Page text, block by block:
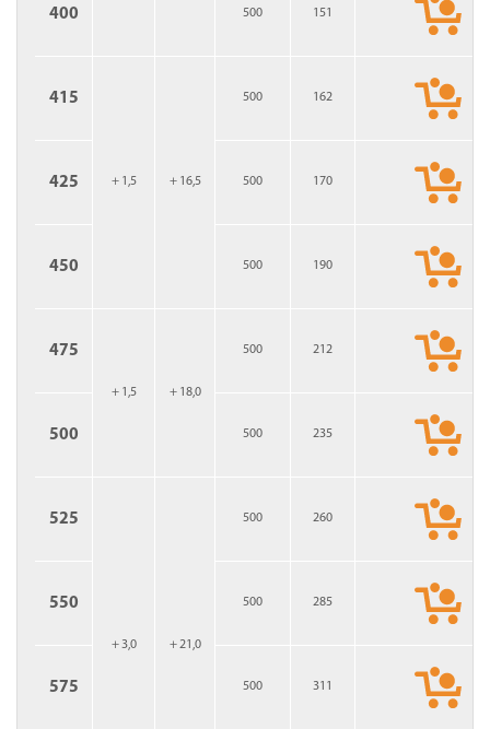
400 500 151
415
+ 1,5 + 16,5
500 162
425 500 170
450 500 190
475
+ 1,5 + 18,0
500 212
500 500 235
525
+ 3,0 + 21,0
500 260
550 500 285
575 500 311